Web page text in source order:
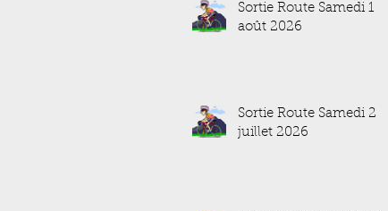
Sortie Route Samedi 1
août 2026
Sortie Route Samedi 25
juillet 2026